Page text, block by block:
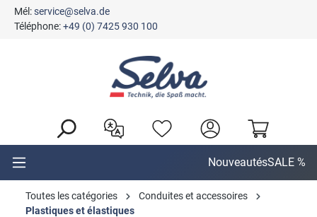
principal
Mél:service@selva.de
Téléphone:+49 (0) 7425 930 100
NouveautésSALE %
Toutes les catégories
Conduites et accessoires
Plastiques et élastiques